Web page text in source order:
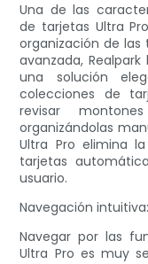
Una de las
de tarjetas Ultra
organización de
avanzada,
una solución
colecciones de
revisar
organizándolas
Ultra Pro elimina
tarjetas
usuario.
Navegación intuitiva:
Navegar por las
Ultra Pro es muy